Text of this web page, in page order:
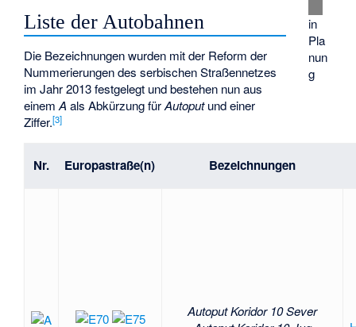
in
Pla
nun
g
Liste der Autobahnen
Die Bezeichnungen wurden mit der Reform der
Nummerierungen des serbischen Straßennetzes
im Jahr 2013 festgelegt und bestehen nun aus
einemA als Abkürzung fürAutoputund einer
Ziffer.[3]
Nr. Europastraße(n) Bezeichnungen
Autoput Koridor 10 Sever